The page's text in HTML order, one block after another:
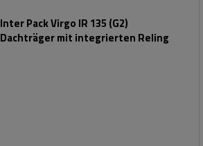
Inter Pack Virgo IR 135 (G2)
Dachträger mit integrierten Reling